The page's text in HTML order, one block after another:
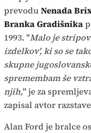
prevoduNenada
Branka Gradišnika
1993. "Malo je
izdelkov', ki so se
skupne
spremembam še
njih," je za
zapisal avtor razstave
Alan Ford je bralce